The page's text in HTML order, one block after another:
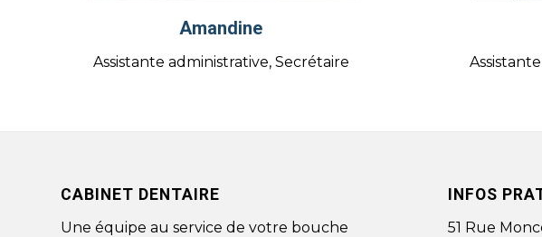
Amandine
Assistante administrative, Secrétaire
CABINET DENTAIRE
Une équipe au service de votre bouche
INFOS
51 Rue